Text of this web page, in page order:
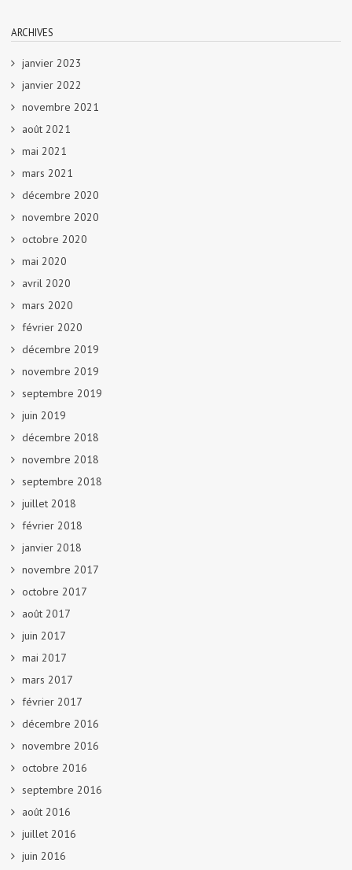
ARCHIVES
janvier 2023
janvier 2022
novembre 2021
août 2021
mai 2021
mars 2021
décembre 2020
novembre 2020
octobre 2020
mai 2020
avril 2020
mars 2020
février 2020
décembre 2019
novembre 2019
septembre 2019
juin 2019
décembre 2018
novembre 2018
septembre 2018
juillet 2018
février 2018
janvier 2018
novembre 2017
octobre 2017
août 2017
juin 2017
mai 2017
mars 2017
février 2017
décembre 2016
novembre 2016
octobre 2016
septembre 2016
août 2016
juillet 2016
juin 2016